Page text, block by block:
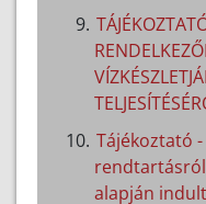
Tájékoztató
rendtartásról
alapján